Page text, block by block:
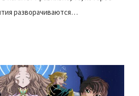
разворачиваются…